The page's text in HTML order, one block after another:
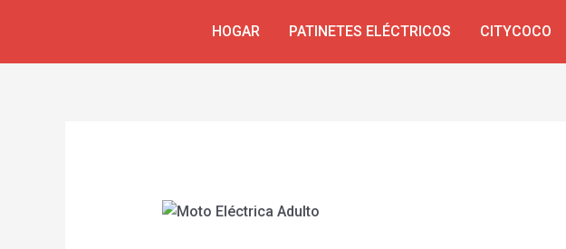
HOGAR PATINETES ELÉCTRICOS CITYCOCO